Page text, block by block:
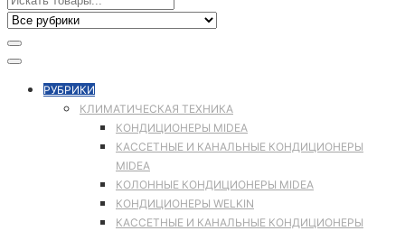
РУБРИКИ
КЛИМАТИЧЕСКАЯ ТЕХНИКА
КОНДИЦИОНЕРЫ MIDEA
КАССЕТНЫЕ И КАНАЛЬНЫЕ КОНДИЦИОНЕРЫ
MIDEA
КОЛОННЫЕ КОНДИЦИОНЕРЫ MIDEA
КОНДИЦИОНЕРЫ WELKIN
КАССЕТНЫЕ И КАНАЛЬНЫЕ КОНДИЦИОНЕРЫ